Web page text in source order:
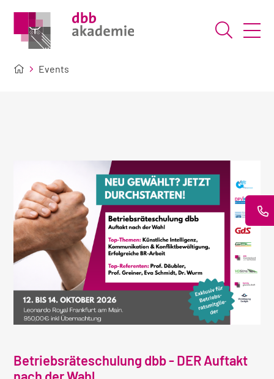
Suche
Events
Betriebsräteschulung dbb - DER Auftakt
nach der Wahl